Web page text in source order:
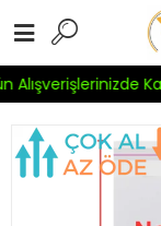
Alışverişlerinizde